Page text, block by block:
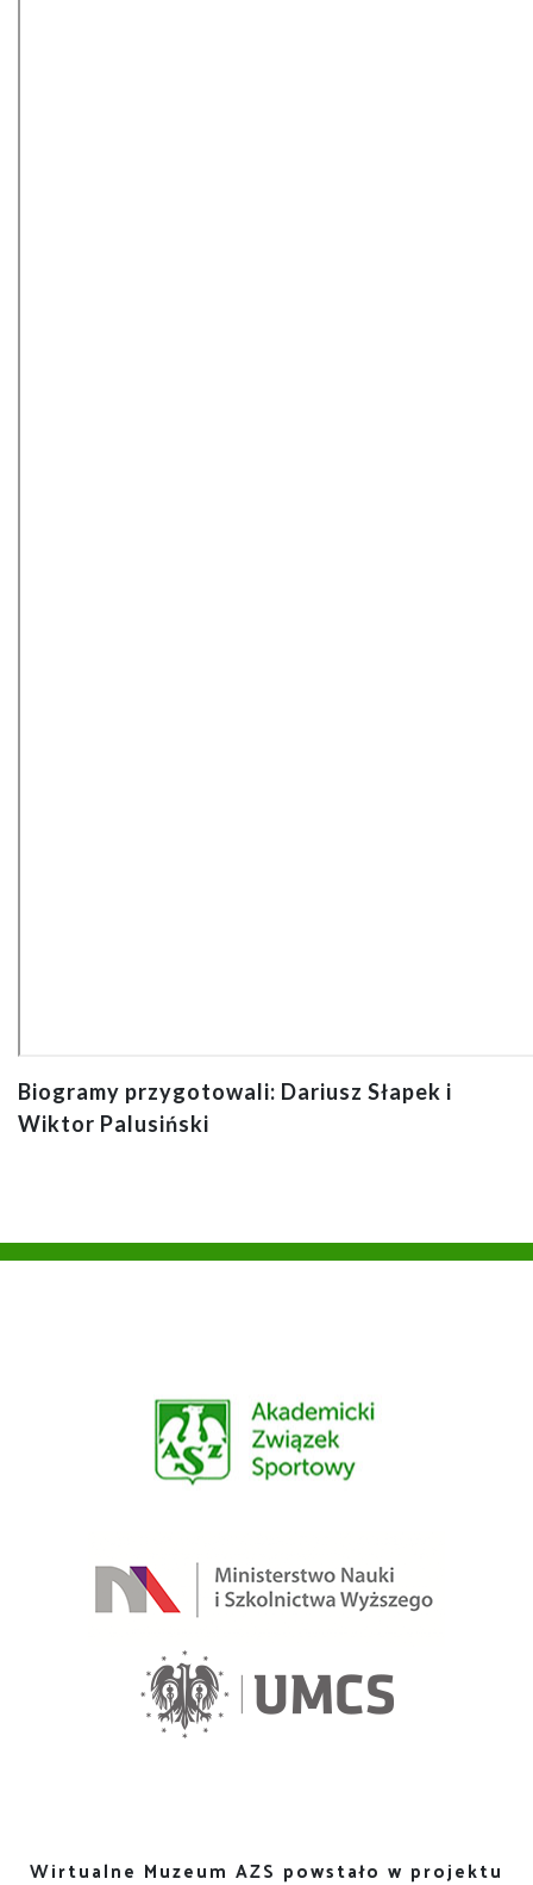
Biogramy przygotowali: Dariusz Słapek i
Wiktor Palusiński
Wirtualne Muzeum AZS powstało w projektu